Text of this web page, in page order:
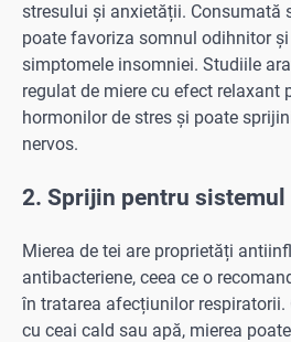
stresului și anxietății. Consumată
poate favoriza somnul odihnitor
simptomele insomniei. Studiile
regulat de miere cu efect relaxant
hormonilor de stres și poate
nervos.
2. Sprijin pentru
Mierea de tei are proprietăți
antibacteriene, ceea ce o
în tratarea afecțiunilor
cu ceai cald sau apă, mierea